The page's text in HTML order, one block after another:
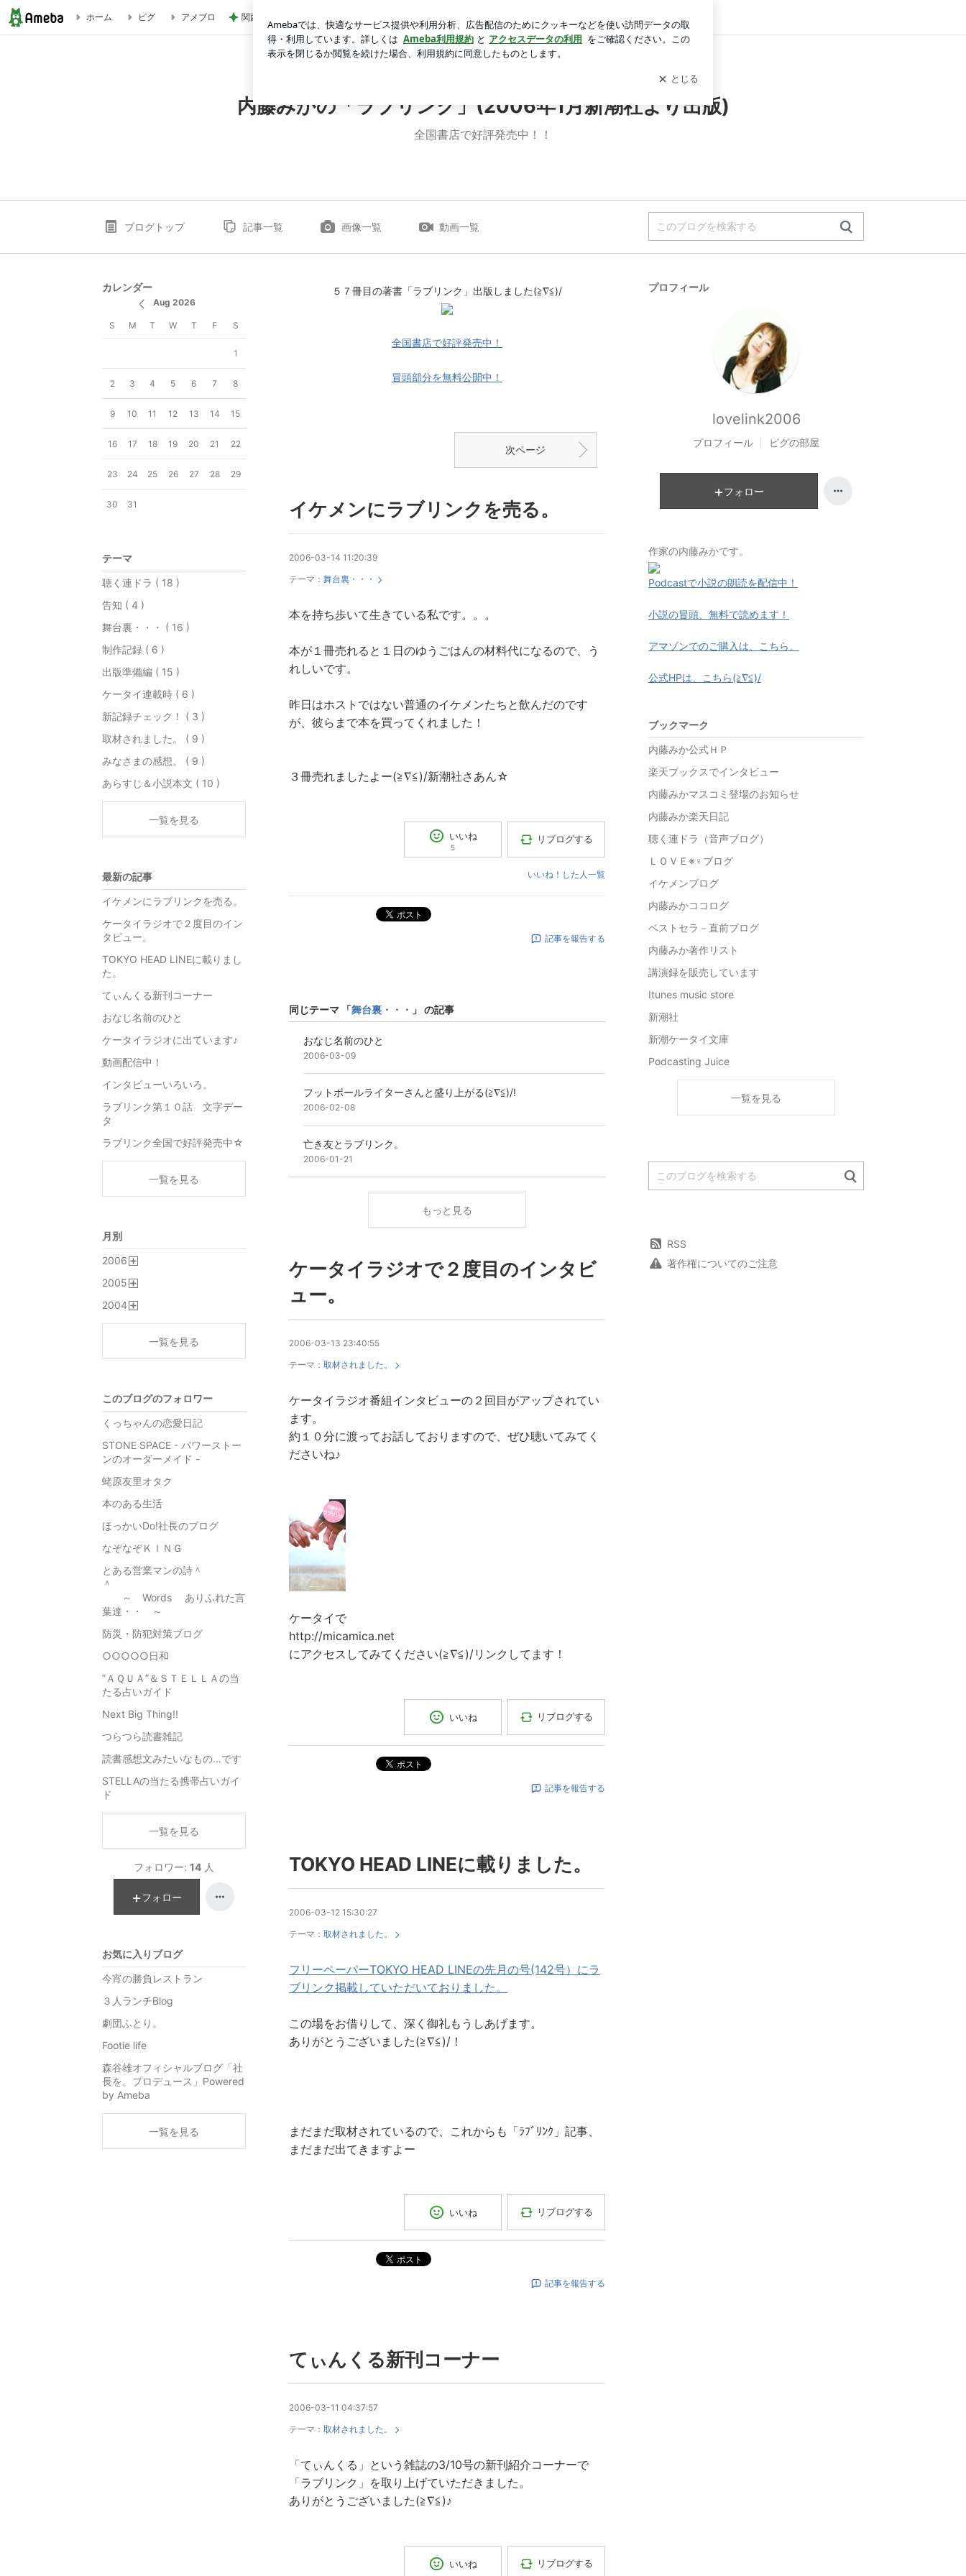
内藤みかの「ラブリンク」(2006年1月新潮社より出版)
ホーム ピグ アメブロ 関西最強の源泉掛け流しのにごり湯 ログイン
内藤みかの「ラブリンク」(2006年1月新潮社より出版)
全国書店で好評発売中！！
ブログトップ 記事一覧 画像一覧 動画一覧
５７冊目の著書「ラブリンク」出版しました(≧∇≦)/
全国書店で好評発売中！
冒頭部分を無料公開中！
次ページ
イケメンにラブリンクを売る。
2006-03-14 11:20:39
テーマ： 舞台裏・・・
本を持ち歩いて生きている私です。。。
本が１冊売れると１日のゆうごはんの材料代になるので、う
れしいです。
昨日はホストではない普通のイケメンたちと飲んだのです
が、彼らまで本を買ってくれました！
３冊売れましたよー(≧∇≦)/新潮社さあん☆
いいね
5
リブログする
いいね！した人一覧
ポスト
記事を報告する
同じテーマ 「舞台裏・・・ 」 の記事
おなじ名前のひと
2006-03-09
フットボールライターさんと盛り上がる(≧∇≦)/!
2006-02-08
亡き友とラブリンク。
2006-01-21
もっと見る
ケータイラジオで２度目のインタビ
ュー。
2006-03-13 23:40:55
テーマ： 取材されました。
ケータイラジオ番組インタビューの２回目がアップされてい
ます。
約１０分に渡ってお話しておりますので、ぜひ聴いてみてく
ださいね♪
ケータイで
http://micamica.net
にアクセスしてみてください(≧∇≦)/リンクしてます！
いいね リブログする
ポスト
記事を報告する
TOKYO HEAD LINEに載りました。
2006-03-12 15:30:27
テーマ： 取材されました。
フリーペーパーTOKYO HEAD LINEの先月の号(142号）にラ
ブリンク掲載していただいておりました。
この場をお借りして、深く御礼もうしあげます。
ありがとうございました(≧∇≦)/！
まだまだ取材されているので、これからも「ﾗﾌﾞﾘﾝｸ」記事、
まだまだ出てきますよー
いいね リブログする
ポスト
記事を報告する
てぃんくる新刊コーナー
2006-03-11 04:37:57
テーマ： 取材されました。
「てぃんくる」という雑誌の3/10号の新刊紹介コーナーで
「ラブリンク」を取り上げていただきました。
ありがとうございました(≧∇≦)♪
いいね リブログする
プロフィール
lovelink2006
プロフィール ピグの部屋
フォロー
作家の内藤みかです。
Podcastで小説の朗読を配信中！
小説の冒頭、無料で読めます！
アマゾンでのご購入は、こちら。
公式HPは、こちら(≧∇≦)/
ブックマーク
内藤みか公式ＨＰ
楽天ブックスでインタビュー
内藤みかマスコミ登場のお知らせ
内藤みか楽天日記
聴く連ドラ（音声ブログ）
ＬＯＶＥ※♀ブログ
イケメンブログ
内藤みかココログ
ベストセラ－直前ブログ
内藤みか著作リスト
講演録を販売しています
Itunes music store
新潮社
新潮ケータイ文庫
Podcasting Juice
一覧を見る
RSS
著作権についてのご注意
カレンダー
Aug 2026
S M T W T F S
1
2 3 4 5 6 7 8
9 10 11 12 13 14 15
16 17 18 19 20 21 22
23 24 25 26 27 28 29
30 31
テーマ
聴く連ドラ ( 18 )
告知 ( 4 )
舞台裏・・・ ( 16 )
制作記録 ( 6 )
出版準備編 ( 15 )
ケータイ連載時 ( 6 )
新記録チェック！ ( 3 )
取材されました。 ( 9 )
みなさまの感想。 ( 9 )
あらすじ＆小説本文 ( 10 )
一覧を見る
最新の記事
イケメンにラブリンクを売る。
ケータイラジオで２度目のイン
タビュー。
TOKYO HEAD LINEに載りまし
た。
てぃんくる新刊コーナー
おなじ名前のひと
ケータイラジオに出ています♪
動画配信中！
インタビューいろいろ。
ラブリンク第１０話 文字デー
タ
ラブリンク全国で好評発売中☆
一覧を見る
月別
2006
2005
2004
一覧を見る
このブログのフォロワー
くっちゃんの恋愛日記
STONE SPACE - パワーストー
ンのオーダーメイド -
蛯原友里オタク
本のある生活
ほっかいDo!社長のブログ
なぞなぞＫＩＮＧ
とある営業マンの詩＾
＾
～ Words ありふれた言
葉達・・ ～
防災・防犯対策ブログ
○○○○○日和
”ＡＱＵＡ”＆ＳＴＥＬＬＡの当
たる占いガイド
Next Big Thing!!
つらつら読書雑記
読書感想文みたいなもの…です
STELLAの当たる携帯占いガイ
ド
一覧を見る
フォロワー: 14 人
フォロー
お気に入りブログ
今宵の勝負レストラン
３人ランチBlog
劇団ふとり。
Footie life
森谷雄オフィシャルブログ「社
長を。プロデュース」Powered
by Ameba
一覧を見る